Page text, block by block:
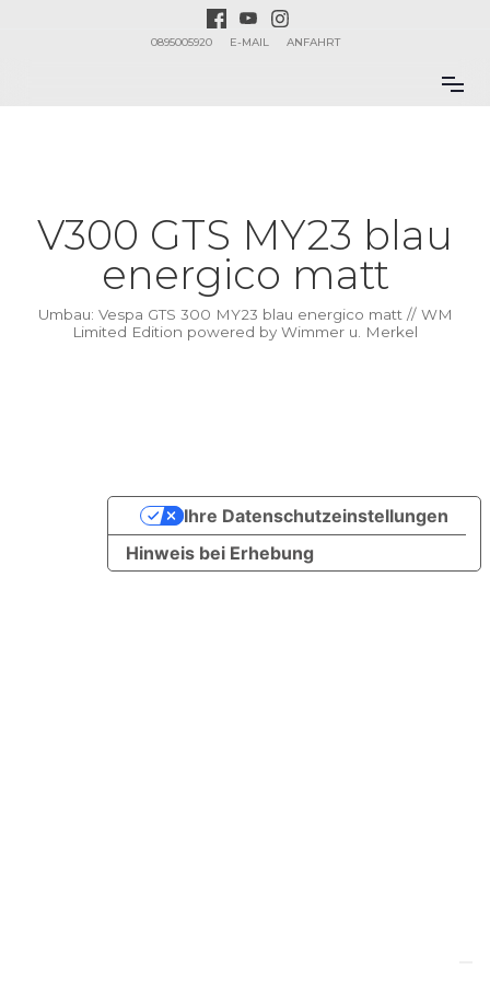
0895005920 E-MAIL ANFAHRT
V300 GTS MY23 blau
energico matt
Umbau: Vespa GTS 300 MY23 blau energico matt // WM
Limited Edition powered by Wimmer u. Merkel
Hinweis bei Erhebung
Ihre Datenschutzeinstellungen